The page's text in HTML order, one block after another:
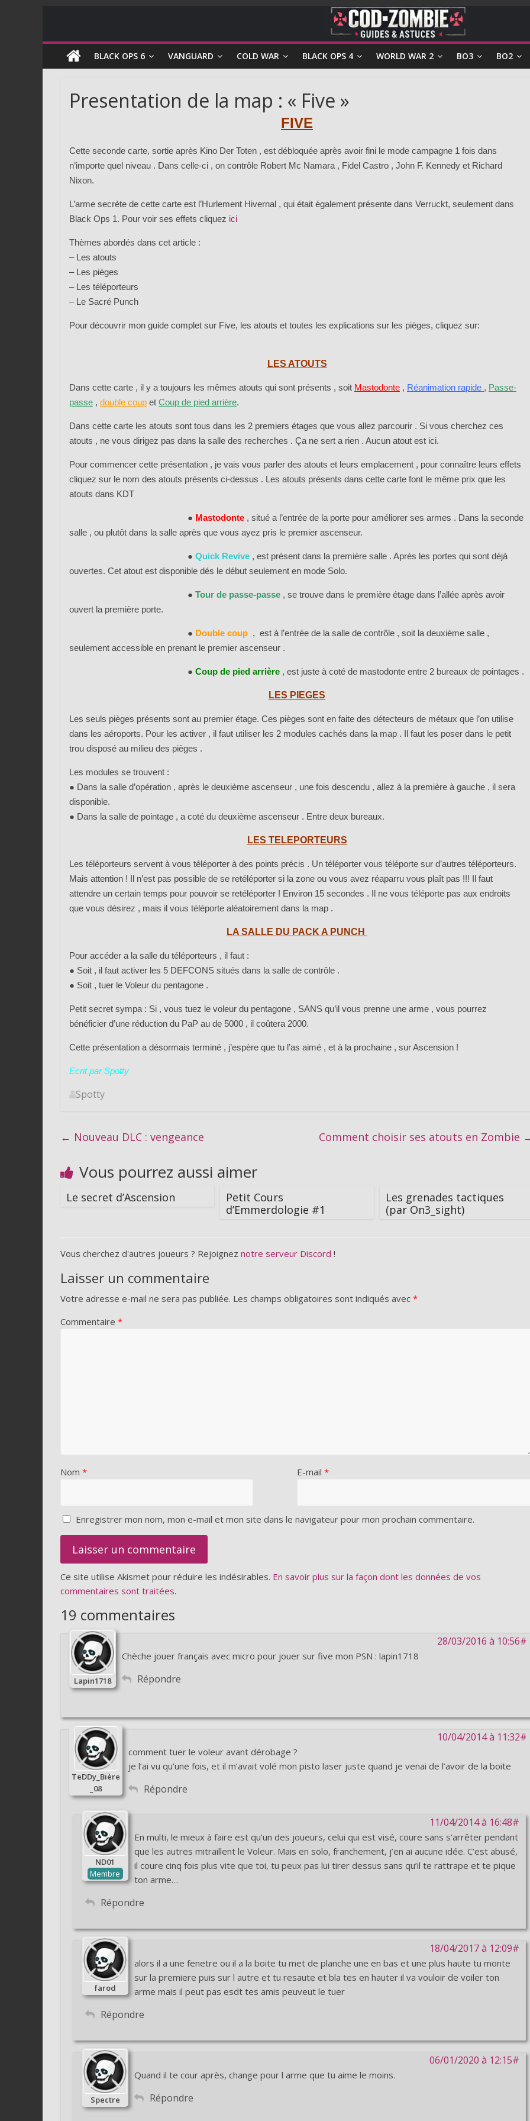
COD
Zombie
Guides
pour
mode
de
Call
Duty
BLACK OPS 6 VANGUARD COLD WAR BLACK OPS 4 WORLD WAR 2 BO3 BO2
Presentation de la map : « Five »
FIVE
Cette seconde carte, sortie après Kino Der Toten , est débloquée après avoir fini le mode campagne 1 fois dans
n’importe quel niveau . Dans celle-ci , on contrôle Robert Mc Namara , Fidel Castro , John F. Kennedy et Richard
Nixon.
L’arme secrète de cette carte est l’Hurlement Hivernal , qui était également présente dans Verruckt, seulement dans
Black Ops 1. Pour voir ses effets cliquez ici
Thèmes abordés dans cet article :
– Les atouts
– Les pièges
– Les téléporteurs
– Le Sacré Punch
Pour découvrir mon guide complet sur Five, les atouts et toutes les explications sur les pièges, cliquez sur:
LES ATOUTS
Dans cette carte , il y a toujours les mêmes atouts qui sont présents , soit Mastodonte , Réanimation rapide , Passe-
passe , double coup et Coup de pied arrière.
Dans cette carte les atouts sont tous dans les 2 premiers étages que vous allez parcourir . Si vous cherchez ces
atouts , ne vous dirigez pas dans la salle des recherches . Ça ne sert a rien . Aucun atout est ici.
Pour commencer cette présentation , je vais vous parler des atouts et leurs emplacement , pour connaître leurs effets
cliquez sur le nom des atouts présents ci-dessus . Les atouts présents dans cette carte font le même prix que les
atouts dans KDT
● Mastodonte , situé a l’entrée de la porte pour améliorer ses armes . Dans la seconde
salle , ou plutôt dans la salle après que vous ayez pris le premier ascenseur.
● Quick Revive , est présent dans la première salle . Après les portes qui sont déjà
ouvertes. Cet atout est disponible dés le début seulement en mode Solo.
● Tour de passe-passe , se trouve dans le première étage dans l’allée après avoir
ouvert la première porte.
● Double coup , est à l’entrée de la salle de contrôle , soit la deuxième salle ,
seulement accessible en prenant le premier ascenseur .
● Coup de pied arrière , est juste à coté de mastodonte entre 2 bureaux de pointages .
LES PIEGES
Les seuls pièges présents sont au premier étage. Ces pièges sont en faite des détecteurs de métaux que l’on utilise
dans les aéroports. Pour les activer , il faut utiliser les 2 modules cachés dans la map . Il faut les poser dans le petit
trou disposé au milieu des pièges .
Les modules se trouvent :
● Dans la salle d’opération , après le deuxième ascenseur , une fois descendu , allez à la première à gauche , il sera
disponible.
● Dans la salle de pointage , a coté du deuxième ascenseur . Entre deux bureaux.
LES TELEPORTEURS
Les téléporteurs servent à vous téléporter à des points précis . Un téléporter vous téléporte sur d’autres téléporteurs.
Mais attention ! Il n’est pas possible de se retéléporter si la zone ou vous avez réaparru vous plaît pas !!! Il faut
attendre un certain temps pour pouvoir se retéléporter ! Environ 15 secondes . Il ne vous téléporte pas aux endroits
que vous désirez , mais il vous téléporte aléatoirement dans la map .
LA SALLE DU PACK A PUNCH
Pour accéder a la salle du téléporteurs , il faut :
● Soit , il faut activer les 5 DEFCONS situés dans la salle de contrôle .
● Soit , tuer le Voleur du pentagone .
Petit secret sympa : Si , vous tuez le voleur du pentagone , SANS qu’il vous prenne une arme , vous pourrez
bénéficier d’une réduction du PaP au de 5000 , il coûtera 2000.
Cette présentation a désormais terminé , j’espère que tu l’as aimé , et à la prochaine , sur Ascension !
Ecrit par Spotty
Spotty
← Nouveau DLC : vengeance Comment choisir ses atouts en Zombie
Vous pourrez aussi aimer
Le secret d’Ascension
Petit Cours
d’Emmerdologie #1
Les grenades tactiques
(par On3_sight)
Vous cherchez d'autres joueurs ? Rejoignez notre serveur Discord !
Laisser un commentaire
Votre adresse e-mail ne sera pas publiée. Les champs obligatoires sont indiqués avec *
Commentaire *
Nom * E-mail *
Enregistrer mon nom, mon e-mail et mon site dans le navigateur pour mon prochain commentaire.
Ce site utilise Akismet pour réduire les indésirables. En savoir plus sur la façon dont les données de vos
commentaires sont traitées.
19 commentaires
28/03/2016 à 10:56#
Lapin1718
Chèche jouer français avec micro pour jouer sur five mon PSN : lapin1718
Répondre
10/04/2014 à 11:32#
TeDDy_Bière
_08
comment tuer le voleur avant dérobage ?
je l’ai vu qu’une fois, et il m’avait volé mon pisto laser juste quand je venai de l’avoir de la boite
Répondre
11/04/2014 à 16:48#
ND01
Membre
En multi, le mieux à faire est qu’un des joueurs, celui qui est visé, coure sans s’arrêter pendant
que les autres mitraillent le Voleur. Mais en solo, franchement, j’en ai aucune idée. C’est abusé,
il coure cinq fois plus vite que toi, tu peux pas lui tirer dessus sans qu’il te rattrape et te pique
ton arme…
Répondre
18/04/2017 à 12:09#
farod
alors il a une fenetre ou il a la boite tu met de planche une en bas et une plus haute tu monte
sur la premiere puis sur l autre et tu resaute et bla tes en hauter il va vouloir de voiler ton
arme mais il peut pas esdt tes amis peuveut le tuer
Répondre
06/01/2020 à 12:15#
Spectre
Quand il te cour après, change pour l arme que tu aime le moins.
Répondre